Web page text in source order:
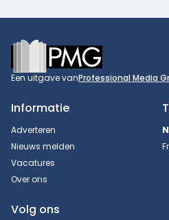
Footer
Een uitgave vanProfessional Media
Informatie
Adverteren
Nieuws melden
Vacatures
Over ons
Volg ons